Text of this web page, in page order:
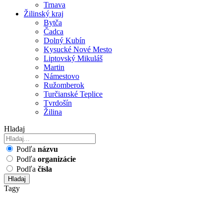
Trnava
Žilinský kraj
Bytča
Čadca
Dolný Kubín
Kysucké Nové Mesto
Liptovský Mikuláš
Martin
Námestovo
Ružomberok
Turčianské Teplice
Tvrdošín
Žilina
Hladaj
Podľa názvu
Podľa organizácie
Podľa čísla
Hladaj
Tagy